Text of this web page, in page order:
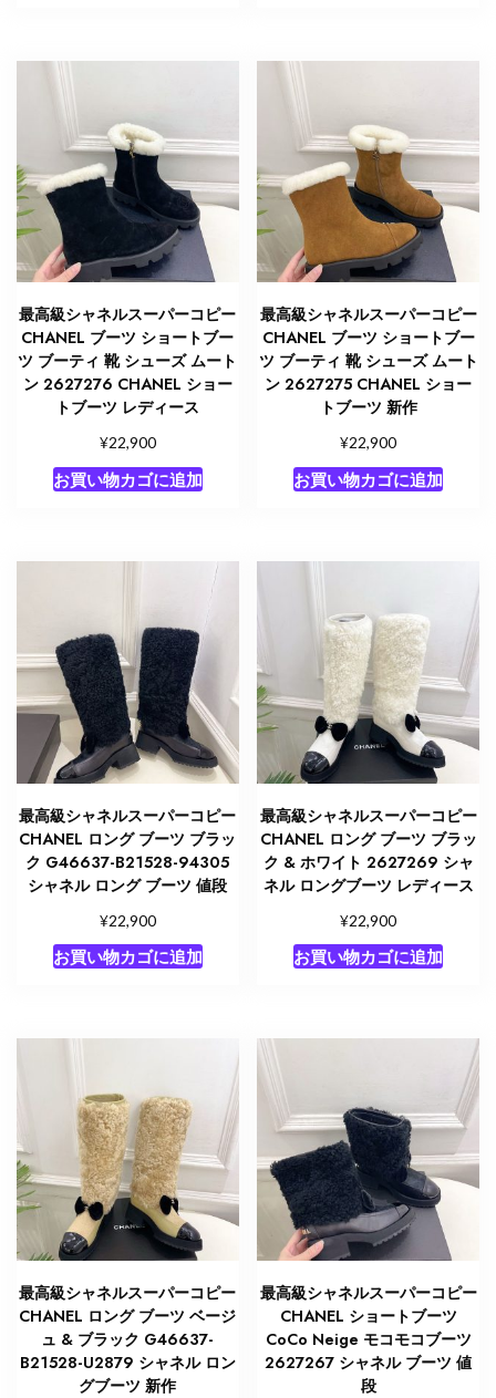
最高級シャネルスーパーコピー
CHANEL ブーツ ショートブー
ツ ブーティ 靴 シューズ ムート
ン 2627276 CHANEL ショー
トブーツ レディース
¥22,900
お買い物カゴに追加
最高級シャネルスーパーコピー
CHANEL ブーツ ショートブー
ツ ブーティ 靴 シューズ ムート
ン 2627275 CHANEL ショー
トブーツ 新作
¥22,900
お買い物カゴに追加
最高級シャネルスーパーコピー
CHANEL ロング ブーツ ブラッ
ク G46637-B21528-94305
シャネル ロング ブーツ 値段
¥22,900
お買い物カゴに追加
最高級シャネルスーパーコピー
CHANEL ロング ブーツ ブラッ
ク & ホワイト 2627269 シャ
ネル ロングブーツ レディース
¥22,900
お買い物カゴに追加
最高級シャネルスーパーコピー
CHANEL ロング ブーツ ベージ
ュ & ブラック G46637-
B21528-U2879 シャネル ロン
グブーツ 新作
最高級シャネルスーパーコピー
CHANEL ショートブーツ
CoCo Neige モコモコブーツ
2627267 シャネル ブーツ 値
段